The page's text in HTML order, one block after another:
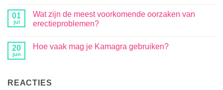
01
jul
Wat zijn de meest voorkomende oorzaken van
erectieproblemen?
20
jun
Hoe vaak mag je Kamagra gebruiken?
REACTIES